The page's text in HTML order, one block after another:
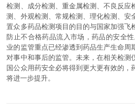
检测、成分检测、重金属检测、不良反应
测、外观检测、常规检测、理化检测、安
置众多药品检测项目的目的与国家加强飞
防止不合格药品流入市场，药品的安全
业的监管重点已经渗透到药品生产生命周
对事中和事后的监管。未来，在相关检测
国公众用药安全必将得到更大更有效的，
将进一步提升。​